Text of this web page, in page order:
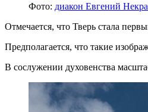
Фото: диакон Евгений
Отмечается, что Тверь стала
Предполагается, что такие
В сослужении духовенства